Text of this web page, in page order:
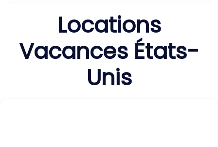
Locations
Vacances États-
Unis